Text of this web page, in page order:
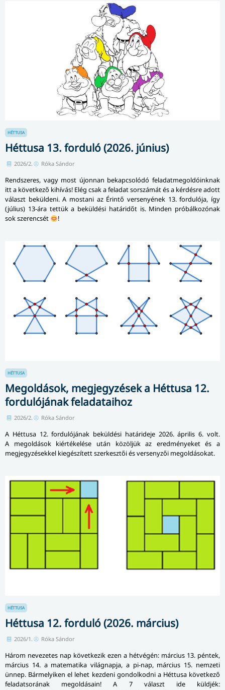
HÉTTUSA
Héttusa 13. forduló (2026. június)
2026/2. Róka Sándor
Rendszeres, vagy most újonnan bekapcsolódó feladatmegoldóinknak
itt a következő kihívás! Elég csak a feladat sorszámát és a kérdésre adott
választ beküldeni. A mostani az Érintő versenyének 13. fordulója, így
(július) 13-ára tettük a beküldési határidőt is. Minden próbálkozónak
sok szerencsét
!
HÉTTUSA
Megoldások, megjegyzések a Héttusa 12.
fordulójának feladataihoz
2026/2. Róka Sándor
A Héttusa 12. fordulójának beküldési határideje 2026. április 6. volt.
A megoldások kiértékelése után közöljük az eredményeket és a
megjegyzésekkel kiegészített szerkesztői és versenyzői megoldásokat.
HÉTTUSA
Héttusa 12. forduló (2026. március)
2026/1. Róka Sándor
Három nevezetes nap következik ezen a hétvégén: március 13. péntek,
március 14. a matematika világnapja, a pi-nap, március 15. nemzeti
ünnep. Bármelyiken el lehet kezdeni gondolkodni a Héttusa következő
feladatsorának megoldásain! A 7 választ ide küldjék: